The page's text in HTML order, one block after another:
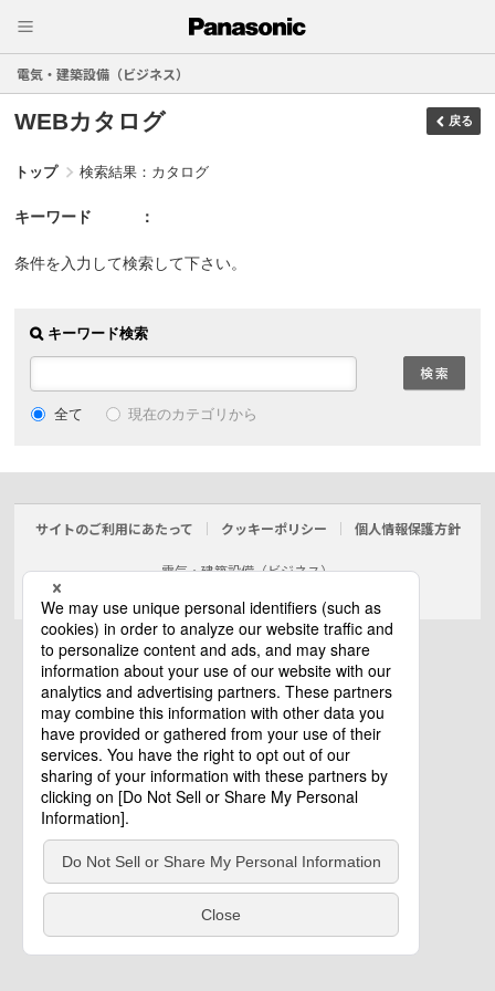
電気・建築設備（ビジネス）
WEBカタログ 戻る
トップ 検索結果：カタログ
キーワード
条件を入力して検索して下さい。
キーワード検索
全て 現在のカテゴリから
サイトのご利用にあたって クッキーポリシー 個人情報保護方針
電気・建築設備（ビジネス）